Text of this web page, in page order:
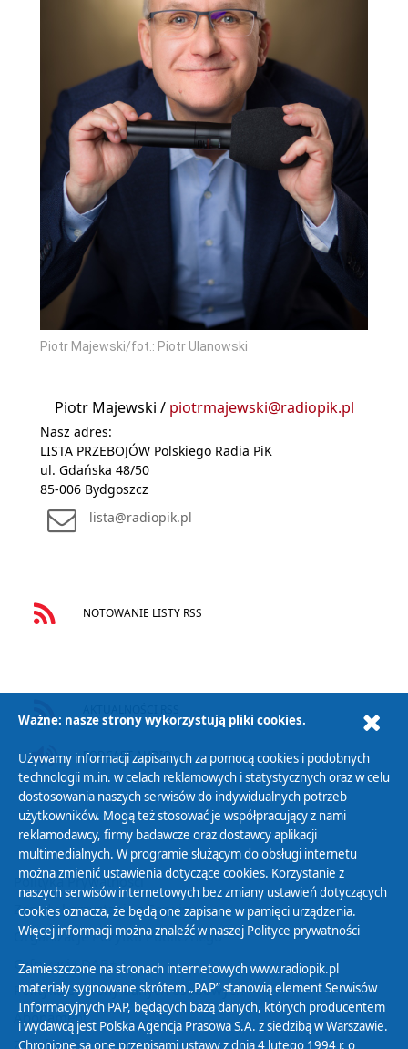
Piotr Majewski/fot.: Piotr Ulanowski
Piotr Majewski / piotrmajewski@radiopik.pl
Nasz adres:
LISTA PRZEBOJÓW Polskiego Radia PiK
ul. Gdańska 48/50
85-006 Bydgoszcz
lista@radiopik.pl
NOTOWANIE LISTY RSS
PODCAST AUDIO
Polityka Prywatności
Zasady korzystania z Serwisu
Organizacje Pożytku Publicznego
Cyfryzacja DAB+
Polityka ochrony danych osobowych
Abonament
Zamówienia publiczne
Ważne: nasze strony wykorzystują pliki cookies.
Używamy informacji zapisanych za pomocą cookies i podobnych
technologii m.in. w celach reklamowych i statystycznych oraz w celu
dostosowania naszych serwisów do indywidualnych potrzeb
użytkowników. Mogą też stosować je współpracujący z nami
reklamodawcy, firmy badawcze oraz dostawcy aplikacji
multimedialnych. W programie służącym do obsługi internetu
można zmienić ustawienia dotyczące cookies. Korzystanie z
naszych serwisów internetowych bez zmiany ustawień dotyczących
cookies oznacza, że będą one zapisane w pamięci urządzenia.
Więcej informacji można znaleźć w naszej Polityce prywatności
Zamieszczone na stronach internetowych www.radiopik.pl
materiały sygnowane skrótem „PAP” stanowią element Serwisów
Informacyjnych PAP, będących bazą danych, których producentem
i wydawcą jest Polska Agencja Prasowa S.A. z siedzibą w Warszawie.
Chronione są one przepisami ustawy z dnia 4 lutego 1994 r. o